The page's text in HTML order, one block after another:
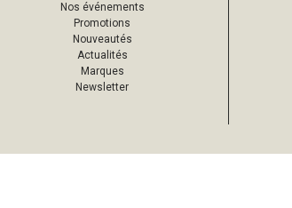
Nos événements
Promotions
Nouveautés
Actualités
Marques
Newsletter